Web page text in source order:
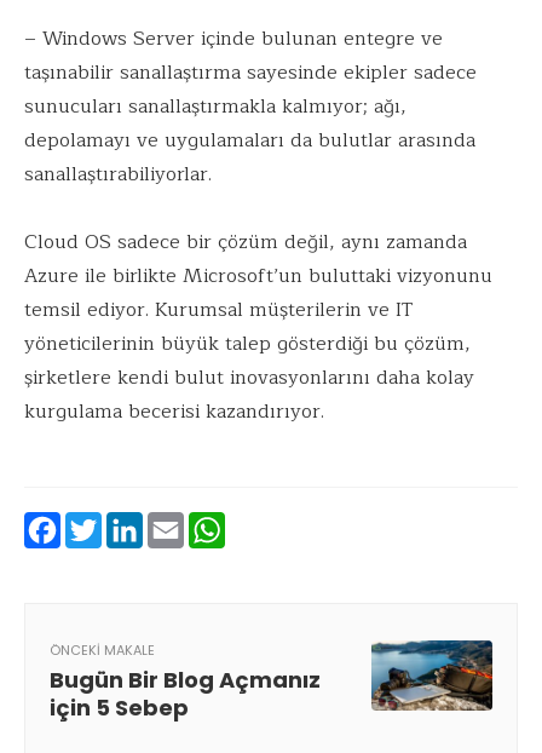
– Windows Server içinde bulunan entegre ve
taşınabilir sanallaştırma sayesinde ekipler sadece
sunucuları sanallaştırmakla kalmıyor; ağı,
depolamayı ve uygulamaları da bulutlar arasında
sanallaştırabiliyorlar.
Cloud OS sadece bir çözüm değil, aynı zamanda
Azure ile birlikte Microsoft’un buluttaki vizyonunu
temsil ediyor. Kurumsal müşterilerin ve IT
yöneticilerinin büyük talep gösterdiği bu çözüm,
şirketlere kendi bulut inovasyonlarını daha kolay
kurgulama becerisi kazandırıyor.
Facebook
Twitter
LinkedIn
Email
ÖNCEKI MAKALE
Bugün Bir Blog Açmanız
için 5 Sebep